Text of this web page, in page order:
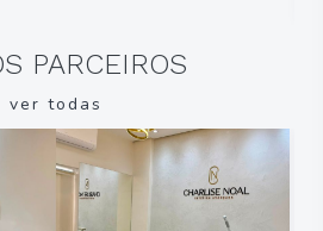
PARCEIROS
ver todas